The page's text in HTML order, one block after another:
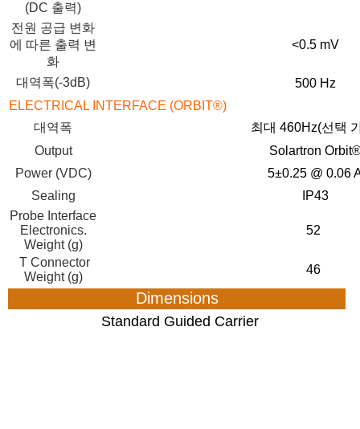
(DC 출력)
전원 공급 변화
에 따른 출력 변
화
<0.5 mV
대역폭(-3dB)
500 Hz
ELECTRICAL INTERFACE (ORBIT®)
대역폭
최대 460Hz(선택
Output
Solartron
Power (VDC)
5±0.25 @ 0.06
Sealing
IP43
Probe Interface
Electronics.
Weight (g)
52
T Connector
Weight (g)
46
Dimensions
Standard Guided Carrier